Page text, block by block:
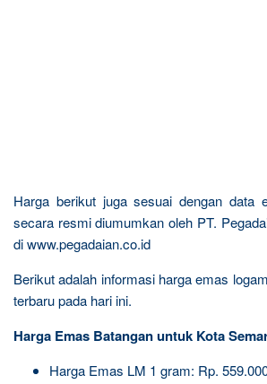
Harga berikut juga sesuai dengan data
secara resmi diumumkan oleh PT.
di www.pegadaian.co.id
Berikut adalah informasi harga emas
terbaru pada hari ini.
Harga Emas Batangan untuk Kota
Harga Emas LM 1 gram: Rp.